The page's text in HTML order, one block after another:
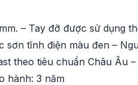
– Tay đỡ được sử dụng
tĩnh điện màu đen –
theo tiêu chuẩn Châu Âu
hành: 3 năm